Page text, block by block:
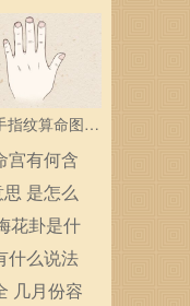
指纹算命图解
算命是什么
宫有何含
是怎么
花卦是什
什么说法
几月份容